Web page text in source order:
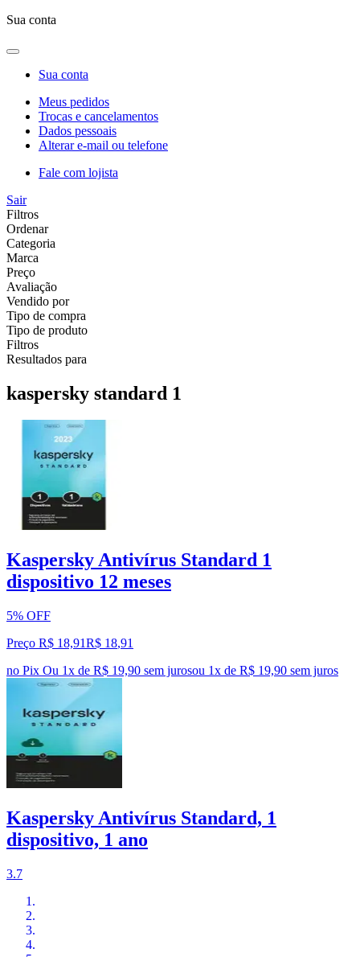
Sua conta
Sua conta
Meus pedidos
Trocas e cancelamentos
Dados pessoais
Alterar e-mail ou telefone
Fale com lojista
Sair
Filtros
Ordenar
Categoria
Marca
Preço
Avaliação
Vendido por
Tipo de compra
Tipo de produto
Filtros
Resultados para
kaspersky standard 1
Kaspersky Antivírus Standard 1
dispositivo 12 meses
5% OFF
Preço R$ 18,91R$ 18,91
no Pix Ou 1x de R$ 19,90 sem jurosou 1x de R$ 19,90 sem juros
Kaspersky Antivírus Standard, 1
dispositivo, 1 ano
3.7